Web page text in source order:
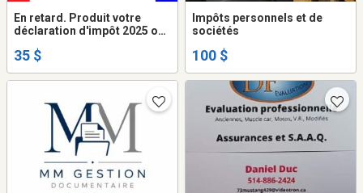
En retard. Produit votre
déclaration d'impôt 2025 ou
35 $
Impôts personnels et de
sociétés
100 $